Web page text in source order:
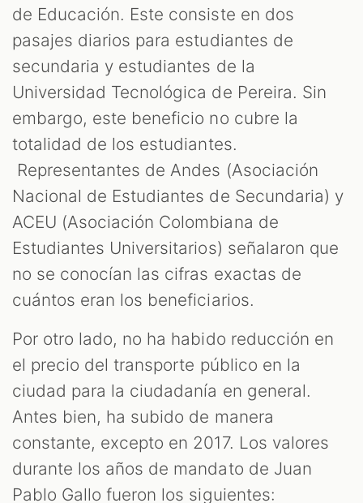
de Educación. Este consiste en dos
pasajes diarios para estudiantes de
secundaria y estudiantes de la
Universidad Tecnológica de Pereira. Sin
embargo, este beneficio no cubre la
totalidad de los estudiantes.
Representantes de Andes (Asociación
Nacional de Estudiantes de Secundaria) y
ACEU (Asociación Colombiana de
Estudiantes Universitarios) señalaron que
no se conocían las cifras exactas de
cuántos eran los beneficiarios.
Por otro lado, no ha habido reducción en
el precio del transporte público en la
ciudad para la ciudadanía en general.
Antes bien, ha subido de manera
constante, excepto en 2017. Los valores
durante los años de mandato de Juan
Pablo Gallo fueron los siguientes: